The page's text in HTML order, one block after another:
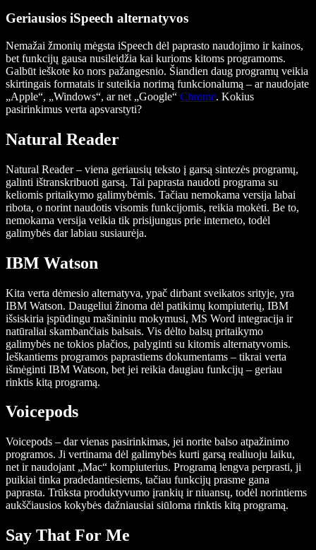
Geriausios iSpeech alternatyvos
Nemažai žmonių mėgsta iSpeech dėl paprasto naudojimo ir kainos,
bet funkcijų gausa nusileidžia kai kurioms kitoms programoms.
Galbūt ieškote ko nors pažangesnio. Šiandien daug programų veikia
skirtingais formatais ir suteikia norimą funkcionalumą – ar naudojate
„Apple“, „Windows“, ar net „Google“ Chrome. Kokius
pasirinkimus verta apsvarstyti?
Natural Reader
Natural Reader – viena geriausių teksto į garsą sintezės programų,
galinti ištranskribuoti garsą. Tai paprasta naudoti programa su
keliomis pritaikymo galimybėmis. Tačiau nemokama versija labai
ribota, o norint naudotis visomis funkcijomis, reikia mokėti. Be to,
nemokama versija veikia tik prisijungus prie interneto, todėl
galimybės dar labiau susiaurėja.
IBM Watson
Kita verta dėmesio alternatyva, ypač dirbant sveikatos srityje, yra
IBM Watson. Daugeliui žinoma dėl patikimų kompiuterių, IBM
išsiskiria įspūdingu mašininiu mokymusi, MS Word integracija ir
natūraliai skambančiais balsais. Vis dėlto balsų pritaikymo
galimybės ne tokios plačios, palyginti su kitomis alternatyvomis.
Ieškantiems programos paprastiems dokumentams – tikrai verta
išmėginti IBM Watson, bet jei reikia daugiau funkcijų – geriau
rinktis kitą programą.
Voicepods
Voicepods – dar vienas pasirinkimas, jei norite balso atpažinimo
programos. Ji vertinama dėl galimybės kurti garsą realiuoju laiku,
net ir naudojant „Mac“ kompiuterius. Programą lengva perprasti, ji
puikiai tinka pradedantiesiems, tačiau funkcijų prasme gana
paprasta. Trūksta produktyvumo įrankių ir niuansų, todėl norintiems
aukščiausios kokybės dažniausiai siūloma rinktis kitą programą.
Say That For Me